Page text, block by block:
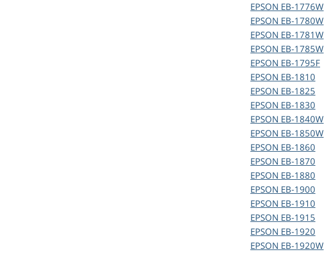
EPSON EB-1776W
EPSON EB-1780W
EPSON EB-1781W
EPSON EB-1785W
EPSON EB-1795F
EPSON EB-1810
EPSON EB-1825
EPSON EB-1830
EPSON EB-1840W
EPSON EB-1850W
EPSON EB-1860
EPSON EB-1870
EPSON EB-1880
EPSON EB-1900
EPSON EB-1910
EPSON EB-1915
EPSON EB-1920
EPSON EB-1920W